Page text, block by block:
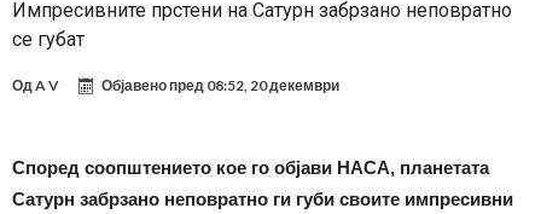
Импресивните прстени на Сатурн забрзано неповратно
се губат
ОдA V Објавено пред 08:52, 20 декември
Според соопштението кое го објави НАСА, планетата
Сатурн забрзано неповратно ги губи своите импресивни